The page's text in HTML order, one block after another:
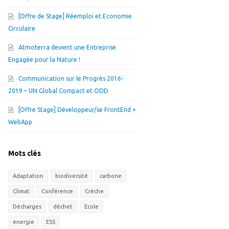
[Offre de Stage] Réemploi et Economie
Circulaire
Atmoterra devient une Entreprise
Engagée pour la Nature !
Communication sur le Progrès 2016-
2019 – UN Global Compact et ODD
[Offre Stage] Développeur/se FrontEnd +
WebApp
Mots clés
Adaptation biodiversité carbone
Climat Conférence Crèche
Décharges déchet Ecole
energie ESS